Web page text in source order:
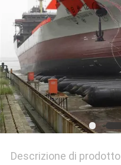
PRIVACY
POLICY
Descrizione di prodotto